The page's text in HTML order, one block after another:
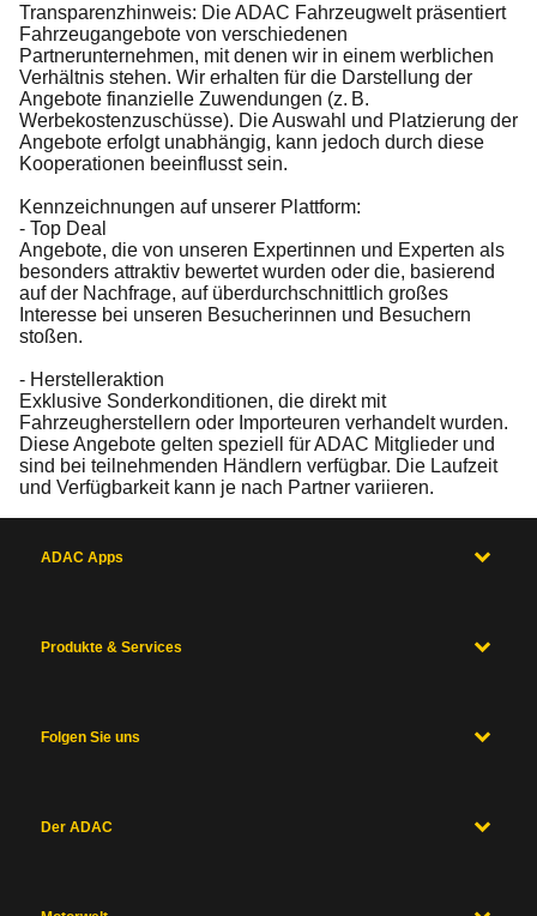
Transparenzhinweis: Die ADAC Fahrzeugwelt präsentiert
Fahrzeugangebote von verschiedenen
Partnerunternehmen, mit denen wir in einem werblichen
Verhältnis stehen. Wir erhalten für die Darstellung der
Angebote finanzielle Zuwendungen (z. B.
Werbekostenzuschüsse). Die Auswahl und Platzierung der
Angebote erfolgt unabhängig, kann jedoch durch diese
Kooperationen beeinflusst sein.
Kennzeichnungen auf unserer Plattform:
- Top Deal
Angebote, die von unseren Expertinnen und Experten als
besonders attraktiv bewertet wurden oder die, basierend
auf der Nachfrage, auf überdurchschnittlich großes
Interesse bei unseren Besucherinnen und Besuchern
stoßen.
- Herstelleraktion
Exklusive Sonderkonditionen, die direkt mit
Fahrzeugherstellern oder Importeuren verhandelt wurden.
Diese Angebote gelten speziell für ADAC Mitglieder und
sind bei teilnehmenden Händlern verfügbar. Die Laufzeit
und Verfügbarkeit kann je nach Partner variieren.
ADAC Apps
Produkte & Services
Folgen Sie uns
Der ADAC